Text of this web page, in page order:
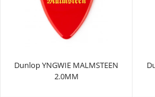
Dunlop YNGWIE MALMSTEEN
2.0MM